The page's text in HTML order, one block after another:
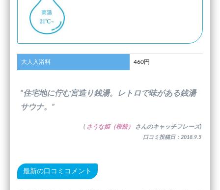
大人入浴料 460円
”住宅地に佇む宮造り銭湯。レトロで味がある銭湯
サウナ。”
( さうな姫（桜餅） さんのキャッチフレーズ)
口コミ投稿日：2018.9.5
最新の口コミコメント